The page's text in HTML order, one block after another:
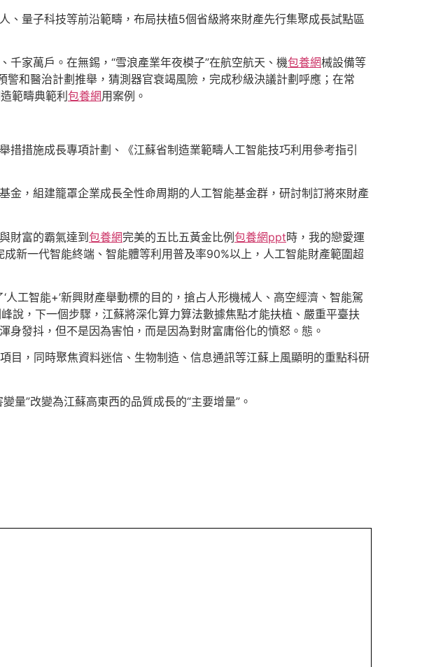
、量子科技等前沿範疇，布局扶植5個省級將來財產先行集聚成長試點區
千家萬戶。在無錫，“雪浪產業年夜模子”在航空航天、機包養網械設備等
警和醫治計劃推舉，猜測器官衰竭風險，完成秒級決議計劃呼應；在常
範疇典範利 包養網用案例。
措措施成長專項計劃、《江蘇省制造業範疇人工智能技巧利用參考指引
基金，組建籠罩企業成長全性命周期的人工智能基金群，研討制訂將來財產
財富的霸氣達到包養網完美的五比五黃金比例包養網ppt時，我的戀愛運
新一代智能終端、智能體等利用普及率90%以上，人工智能財產範圍超
工智能+’新興財產舉動標的目的，搶占人形機械人、高空經濟、智能駕
說，下一個步驟，江蘇將深化算力算法數據焦點才能扶植、嚴重平臺扶
發抖，但不是因為害怕，而是因為對財富庸俗化的憤怒。態。
目，同時聚焦資料迷信、生物制造、信息通訊等江蘇上風顯明的重點科研
變量”改變為江蘇高東西的品質成長的“主要增量”。